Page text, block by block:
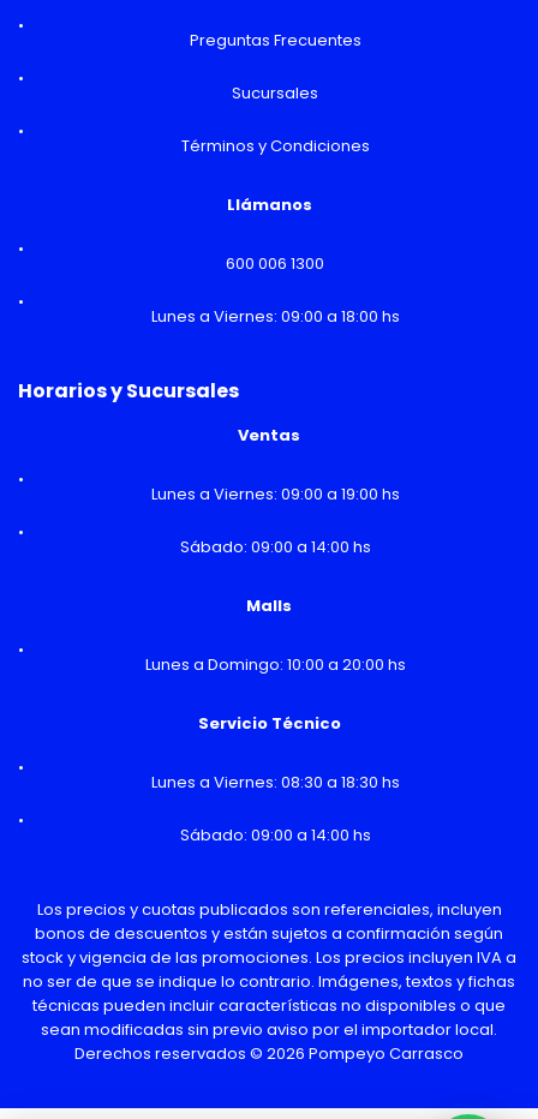
Preguntas Frecuentes
Sucursales
Términos y Condiciones
Llámanos
600 006 1300
Lunes a Viernes: 09:00 a 18:00 hs
Horarios y Sucursales
Ventas
Lunes a Viernes: 09:00 a 19:00 hs
Sábado: 09:00 a 14:00 hs
Malls
Lunes a Domingo: 10:00 a 20:00 hs
Servicio Técnico
Lunes a Viernes: 08:30 a 18:30 hs
Sábado: 09:00 a 14:00 hs
Los precios y cuotas publicados son referenciales, incluyen
bonos de descuentos y están sujetos a confirmación según
stock y vigencia de las promociones. Los precios incluyen IVA a
no ser de que se indique lo contrario. Imágenes, textos y fichas
técnicas pueden incluir características no disponibles o que
sean modificadas sin previo aviso por el importador local.
Derechos reservados © 2026 Pompeyo Carrasco